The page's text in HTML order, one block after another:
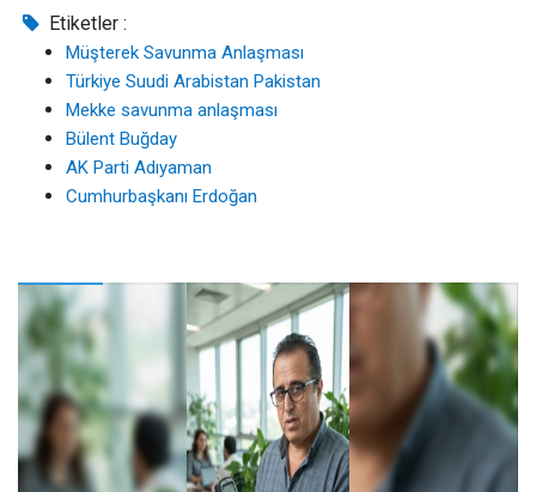
Etiketler :
Müşterek Savunma Anlaşması
Türkiye Suudi Arabistan Pakistan
Mekke savunma anlaşması
Bülent Buğday
AK Parti Adıyaman
Cumhurbaşkanı Erdoğan